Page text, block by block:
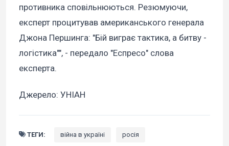
противника сповільнюються. Резюмуючи,
експерт процитував американського генерала
Джона Першинга: "Бій виграє тактика, а битву -
логістика"", - передало "Еспресо" слова
експерта.
Джерело: УНІАН
ТЕГИ: війна в україні росія